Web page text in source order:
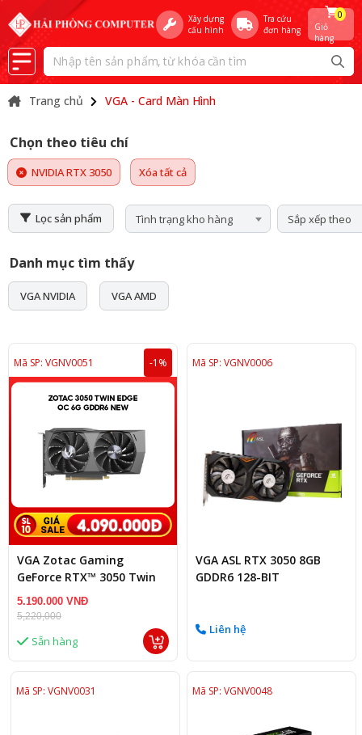
Xây dựng
cấu hình
Tra cứu
đơn hàng
Giỏ
hàng
0
Trang chủ VGA - Card Màn Hình
Chọn theo tiêu chí
NVIDIA RTX 3050 Xóa tất cả
Lọc sản phẩm Tình trạng kho hàng Sắp xếp theo
Danh mục tìm thấy
VGA NVIDIA VGA AMD
Mã SP: VGNV0051 -1%
VGA Zotac Gaming
GeForce RTX™ 3050 Twin
Edge OC – 6GB GDDR6
5.190.000 VNĐ
5,220,000
Sẵn hàng
Mã SP: VGNV0006
VGA ASL RTX 3050 8GB
GDDR6 128-BIT
Liên hệ
Mã SP: VGNV0031 Mã SP: VGNV0048